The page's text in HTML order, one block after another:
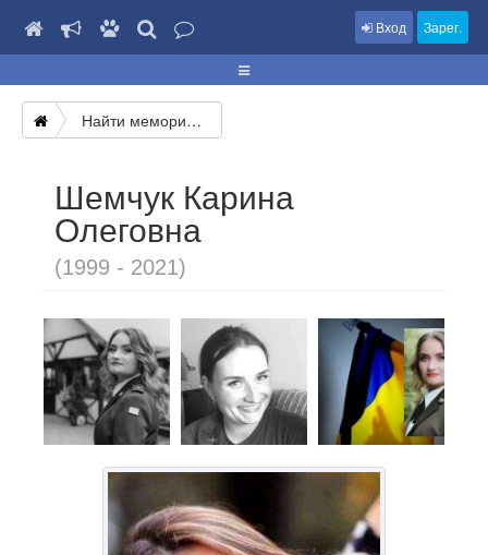
Вход Зарег.
Найти мемориал
Шемчук Карина
Олеговна
(1999 - 2021)